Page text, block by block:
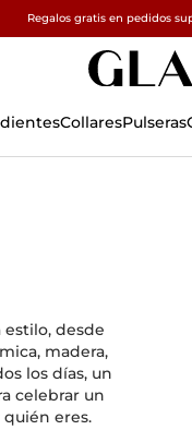
15% en
Regalos gratis en pedidos
✓ Devoluciones en 60
CollaresPulseras
desde
madera,
los días, un
celebrar un
eres.